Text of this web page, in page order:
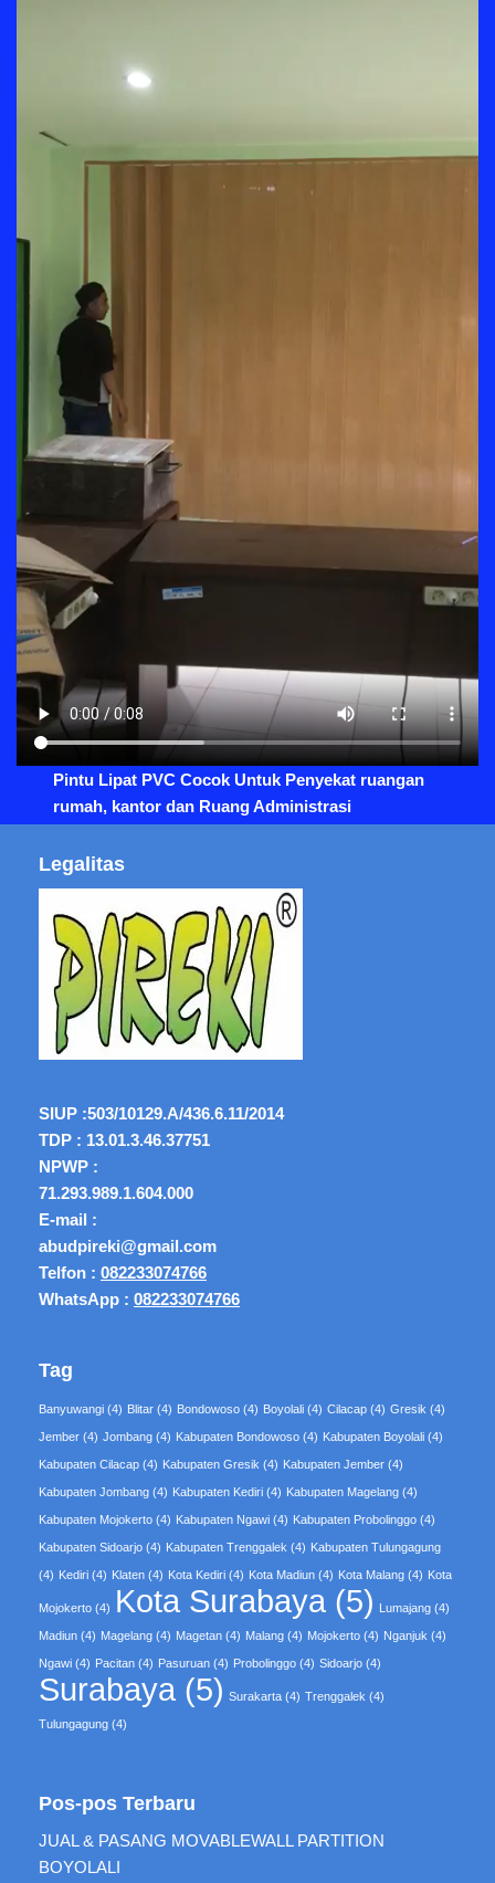
Pintu Lipat PVC Cocok Untuk Penyekat ruangan
rumah, kantor dan Ruang Administrasi
Legalitas
SIUP :503/10129.A/436.6.11/2014
TDP : 13.01.3.46.37751
NPWP :
71.293.989.1.604.000
E-mail :
abudpireki@gmail.com
Telfon : 082233074766
WhatsApp : 082233074766
Tag
Banyuwangi (4) Blitar (4) Bondowoso (4) Boyolali (4) Cilacap (4) Gresik (4)
Jember (4) Jombang (4) Kabupaten Bondowoso (4) Kabupaten Boyolali (4)
Kabupaten Cilacap (4) Kabupaten Gresik (4) Kabupaten Jember (4)
Kabupaten Jombang (4) Kabupaten Kediri (4) Kabupaten Magelang (4)
Kabupaten Mojokerto (4) Kabupaten Ngawi (4) Kabupaten Probolinggo (4)
Kabupaten Sidoarjo (4) Kabupaten Trenggalek (4) Kabupaten Tulungagung
(4) Kediri (4) Klaten (4) Kota Kediri (4) Kota Madiun (4) Kota Malang (4) Kota
Mojokerto (4) Kota Surabaya (5) Lumajang (4)
Madiun (4) Magelang (4) Magetan (4) Malang (4) Mojokerto (4) Nganjuk (4)
Ngawi (4) Pacitan (4) Pasuruan (4) Probolinggo (4) Sidoarjo (4)
Surabaya (5) Surakarta (4) Trenggalek (4)
Tulungagung (4)
Pos-pos Terbaru
JUAL & PASANG MOVABLEWALL PARTITION
BOYOLALI